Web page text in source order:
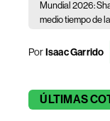
Mundial 2026:
medio tiempo de
PorIsaac Garrido
ÚLTIMAS